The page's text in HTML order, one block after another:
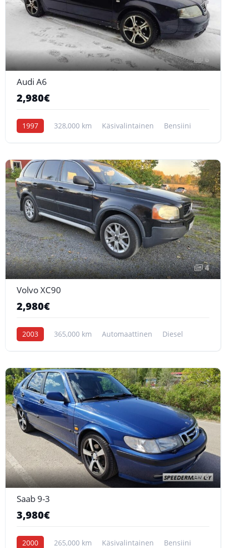
6
Audi A6
2,980€
1997 328,000 km Käsivalintainen Bensiini
4
Volvo XC90
2,980€
2003 365,000 km Automaattinen Diesel
6
Saab 9-3
3,980€
2000 265,000 km Käsivalintainen Bensiini